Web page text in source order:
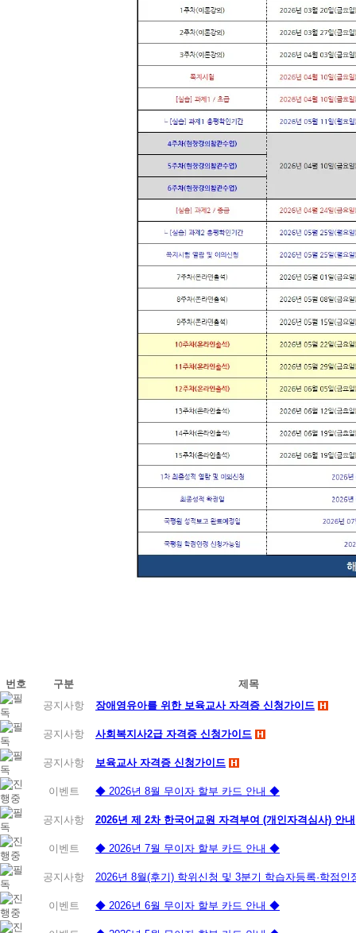
번호 구분
제목
공지사항
장애영유아를 위한 보육교사 자격증 신청가이드
공지사항 사회복지사2급 자격증 신청가이드
공지사항 보육교사 자격증 신청가이드
이벤트 ◆ 2026년 8월 무이자 할부 카드 안내 ◆
공지사항 2026년 제 2차 한국어교원 자격부여 (개인자격심사) 안내
이벤트 ◆ 2026년 7월 무이자 할부 카드 안내 ◆
공지사항 2026년 8월(후기) 학위신청 및 3분기 학습자등록·학점
이벤트 ◆ 2026년 6월 무이자 할부 카드 안내 ◆